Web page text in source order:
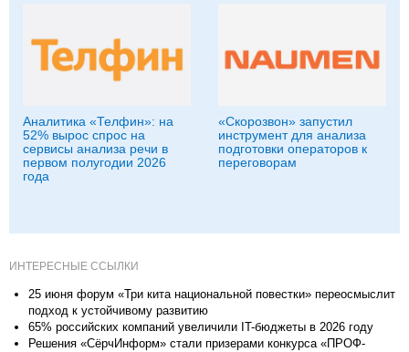
Аналитика «Телфин»: на
52% вырос спрос на
сервисы анализа речи в
первом полугодии 2026
года
«Скорозвон» запустил
инструмент для анализа
подготовки операторов к
переговорам
ИНТЕРЕСНЫЕ ССЫЛКИ
25 июня форум «Три кита национальной повестки» переосмыслит
подход к устойчивому развитию
65% российских компаний увеличили IT-бюджеты в 2026 году
Решения «СёрчИнформ» стали призерами конкурса «ПРОФ-